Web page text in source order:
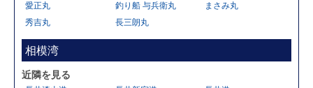
愛正丸 釣り船 与兵衛丸
まさみ丸
秀吉丸
長三朗丸
相模湾
近隣を見る